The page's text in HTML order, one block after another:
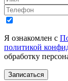
Я ознакомлен с
политикой
обработку
Записаться